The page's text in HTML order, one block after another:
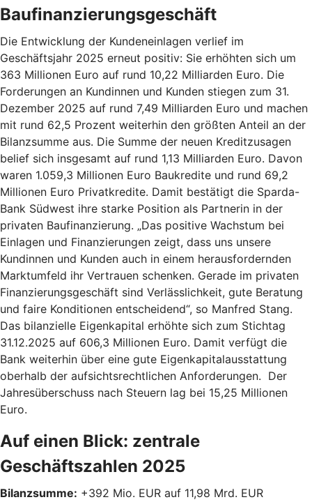
Baufinanzierungsgeschäft
Die Entwicklung der Kundeneinlagen verlief im
Geschäftsjahr 2025 erneut positiv: Sie erhöhten sich um
363 Millionen Euro auf rund 10,22 Milliarden Euro. Die
Forderungen an Kundinnen und Kunden stiegen zum 31.
Dezember 2025 auf rund 7,49 Milliarden Euro und machen
mit rund 62,5 Prozent weiterhin den größten Anteil an der
Bilanzsumme aus. Die Summe der neuen Kreditzusagen
belief sich insgesamt auf rund 1,13 Milliarden Euro. Davon
waren 1.059,3 Millionen Euro Baukredite und rund 69,2
Millionen Euro Privatkredite. Damit bestätigt die Sparda-
Bank Südwest ihre starke Position als Partnerin in der
privaten Baufinanzierung. „Das positive Wachstum bei
Einlagen und Finanzierungen zeigt, dass uns unsere
Kundinnen und Kunden auch in einem herausfordernden
Marktumfeld ihr Vertrauen schenken. Gerade im privaten
Finanzierungsgeschäft sind Verlässlichkeit, gute Beratung
und faire Konditionen entscheidend“, so Manfred Stang.
Das bilanzielle Eigenkapital erhöhte sich zum Stichtag
31.12.2025 auf 606,3 Millionen Euro. Damit verfügt die
Bank weiterhin über eine gute Eigenkapitalausstattung
oberhalb der aufsichtsrechtlichen Anforderungen. Der
Jahresüberschuss nach Steuern lag bei 15,25 Millionen
Euro.
Auf einen Blick: zentrale
Geschäftszahlen 2025
Bilanzsumme: +392 Mio. EUR auf 11,98 Mrd. EUR